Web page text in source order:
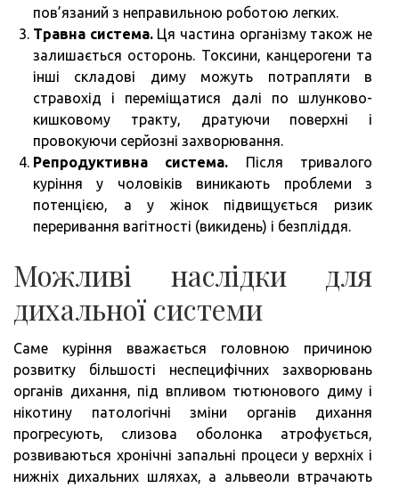
пов’язаний з неправильною роботою легких.
Травна система.Ця частина організму також не
залишається осторонь. Токсини, канцерогени та
інші складові диму можуть потрапляти в
стравохід і переміщатися далі по шлунково-
кишковому тракту, дратуючи поверхні і
провокуючи серйозні захворювання.
Репродуктивна система. Після тривалого
куріння у чоловіків виникають проблеми з
потенцією, а у жінок підвищується ризик
переривання вагітності (викидень) і безпліддя.
Можливі наслідки для
дихальної системи
Саме куріння вважається головною причиною
розвитку більшості неспецифічних захворювань
органів дихання, під впливом тютюнового диму і
нікотину патологічні зміни органів дихання
прогресують, слизова оболонка атрофується,
розвиваються хронічні запальні процеси у верхніх і
нижніх дихальних шляхах, а альвеоли втрачають